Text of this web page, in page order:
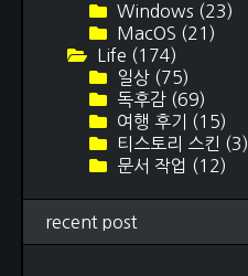
Windows (23)
MacOS (21)
Life (174)
일상 (75)
독후감 (69)
여행 후기 (15)
티스토리 스킨 (3)
문서 작업 (12)
recent post